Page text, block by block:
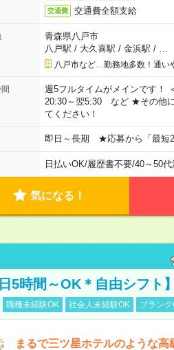
交通費 交通費全額支給
青森県八戸市
八戸駅 / 大久喜駅 / 金浜駅 /
八戸市など…勤務地多数！通い
週5フルタイムがメインです！
20:30～翌5:30 など ★その他
てください！
即日～長期 ★応募から「最短2
日払いOK/履歴書不要/40～50代
気になる！
日5時間～OK＊自由シフ
職種未経験OK 社会人未経験OK ブランク
まるで三ツ星ホテルのような高